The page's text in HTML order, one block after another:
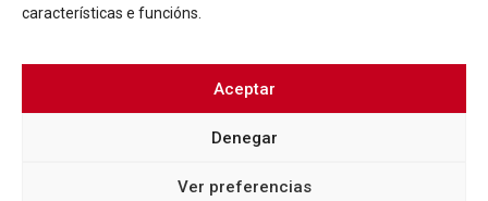
características e funcións.
Aceptar
Denegar
Ver preferencias
info@consorciocascovellovigo.org
Política de privacidad Aviso Legal